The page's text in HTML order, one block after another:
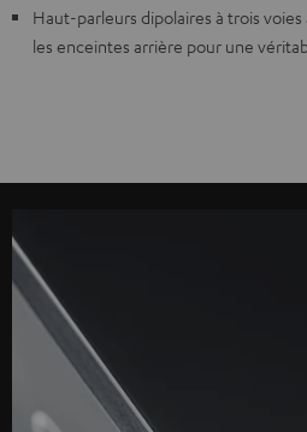
Haut-parleurs dipolaires à trois
les enceintes arrière pour une